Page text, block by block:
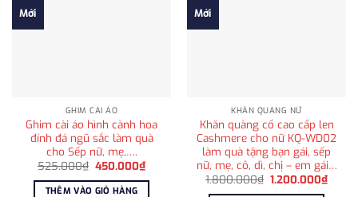
Mới
GHIM CÀI ÁO
Ghim cài áo hình cành hoa
đính đá ngũ sắc làm quà
cho Sếp nữ, mẹ,….
525.000₫ Giá
là:
450.000₫Giá
hiện
tại
THÊM VÀO GIỎ HÀNG
Mới
KHĂN QUÀNG NỮ
Khăn quàng cổ cao cấp len
Cashmere cho nữ KQ-WD02
làm quà tặng bạn gái, sếp
nữ, mẹ, cô, dì, chị – em gái…
1.800.000₫ Giá
1.200.000₫Giá
hiện